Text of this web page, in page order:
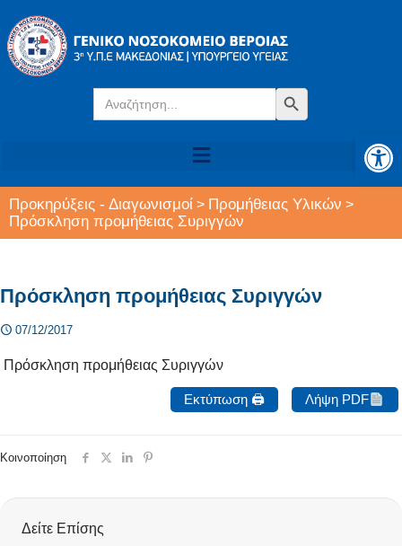
Search
for:
Search Button
Προκηρύξεις - Διαγωνισμοί > Προμήθειας Υλικών >
Πρόσκληση προμήθειας Συριγγών
Πρόσκληση προμήθειας Συριγγών
07/12/2017
Πρόσκληση προμήθειας Συριγγών
Εκτύπωση 🖨 Λήψη PDF
Κοινοποίηση
Δείτε Επίσης